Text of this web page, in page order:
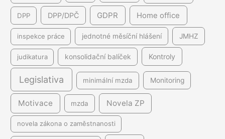
DPP DPP/DPČ GDPR Home office
inspekce práce jednotné měsíční hlášení JMHZ
judikatura konsolidační balíček Kontroly
Legislativa minimální mzda Monitoring
Motivace mzda Novela ZP
novela zákona o zaměstnanosti